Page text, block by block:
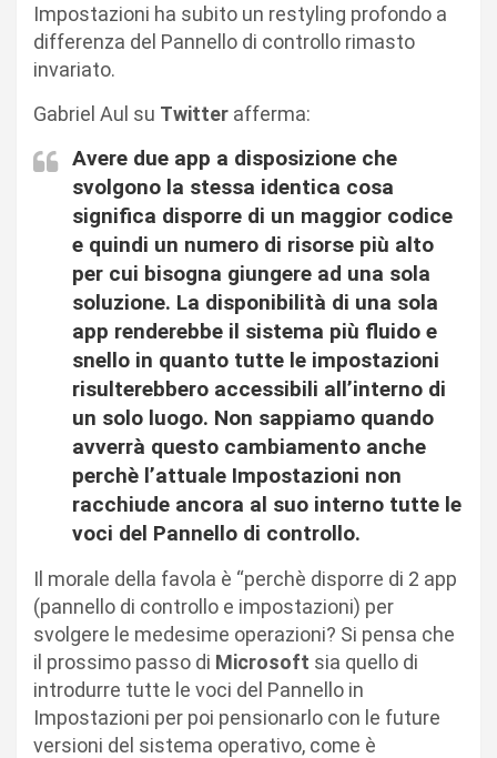
Impostazioni ha subito un restyling profondo a
differenza del Pannello di controllo rimasto
invariato.
Gabriel Aul su Twitter afferma:
Avere due app a disposizione che
svolgono la stessa identica cosa
significa disporre di un maggior codice
e quindi un numero di risorse più alto
per cui bisogna giungere ad una sola
soluzione. La disponibilità di una sola
app renderebbe il sistema più fluido e
snello in quanto tutte le impostazioni
risulterebbero accessibili all’interno di
un solo luogo. Non sappiamo quando
avverrà questo cambiamento anche
perchè l’attuale Impostazioni non
racchiude ancora al suo interno tutte le
voci del Pannello di controllo.
Il morale della favola è “perchè disporre di 2 app
(pannello di controllo e impostazioni) per
svolgere le medesime operazioni? Si pensa che
il prossimo passo di Microsoft sia quello di
introdurre tutte le voci del Pannello in
Impostazioni per poi pensionarlo con le future
versioni del sistema operativo, come è